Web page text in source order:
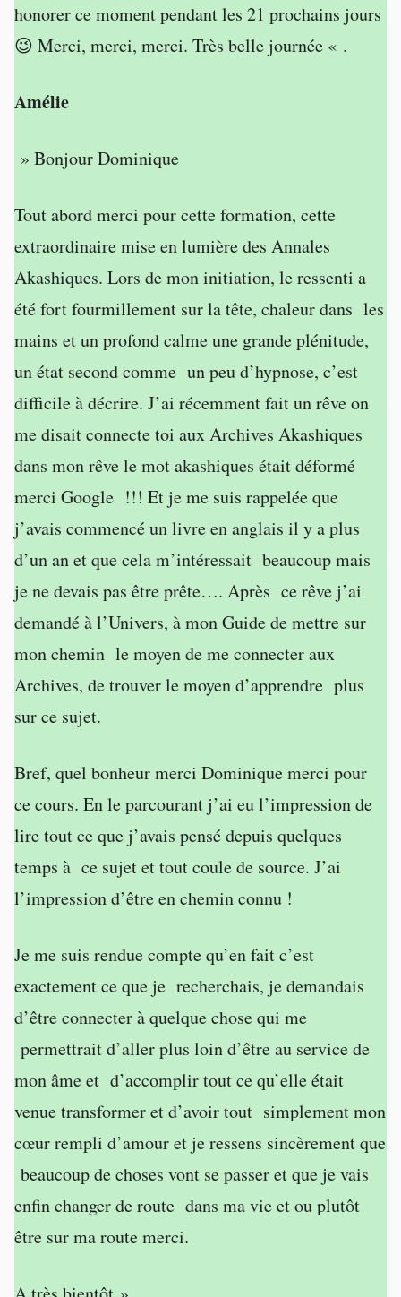
honorer ce moment pendant les 21 prochains jours
😉 Merci, merci, merci. Très belle journée « .
Amélie
» Bonjour Dominique
Tout abord merci pour cette formation, cette
extraordinaire mise en lumière des Annales
Akashiques. Lors de mon initiation, le ressenti a
été fort fourmillement sur la tête, chaleur dans les
mains et un profond calme une grande plénitude,
un état second comme un peu d’hypnose, c’est
difficile à décrire. J’ai récemment fait un rêve on
me disait connecte toi aux Archives Akashiques
dans mon rêve le mot akashiques était déformé
merci Google !!! Et je me suis rappelée que
j’avais commencé un livre en anglais il y a plus
d’un an et que cela m’intéressait beaucoup mais
je ne devais pas être prête…. Après ce rêve j’ai
demandé à l’Univers, à mon Guide de mettre sur
mon chemin le moyen de me connecter aux
Archives, de trouver le moyen d’apprendre plus
sur ce sujet.
Bref, quel bonheur merci Dominique merci pour
ce cours. En le parcourant j’ai eu l’impression de
lire tout ce que j’avais pensé depuis quelques
temps à ce sujet et tout coule de source. J’ai
l’impression d’être en chemin connu !
Je me suis rendue compte qu’en fait c’est
exactement ce que je recherchais, je demandais
d’être connecter à quelque chose qui me
permettrait d’aller plus loin d’être au service de
mon âme et d’accomplir tout ce qu’elle était
venue transformer et d’avoir tout simplement mon
cœur rempli d’amour et je ressens sincèrement que
beaucoup de choses vont se passer et que je vais
enfin changer de route dans ma vie et ou plutôt
être sur ma route merci.